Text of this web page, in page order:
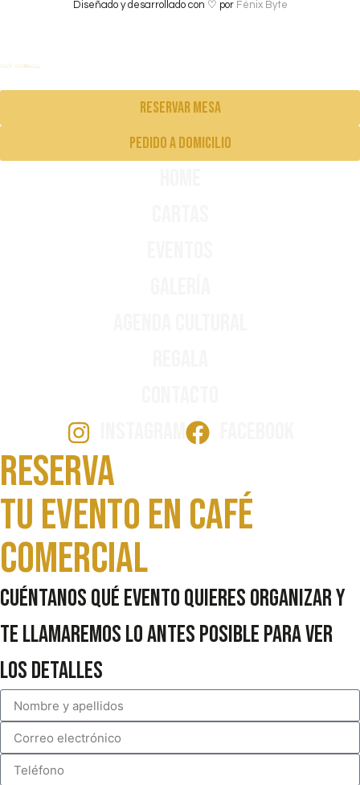
Diseñado y desarrollado con ♡ por Fénix Byte
Reservar mesa
pedido a domicilio
Reserva
Tu evento en Café
comercial
Cuéntanos qué evento quieres organizar y
te llamaremos lo antes posible para ver
los detalles